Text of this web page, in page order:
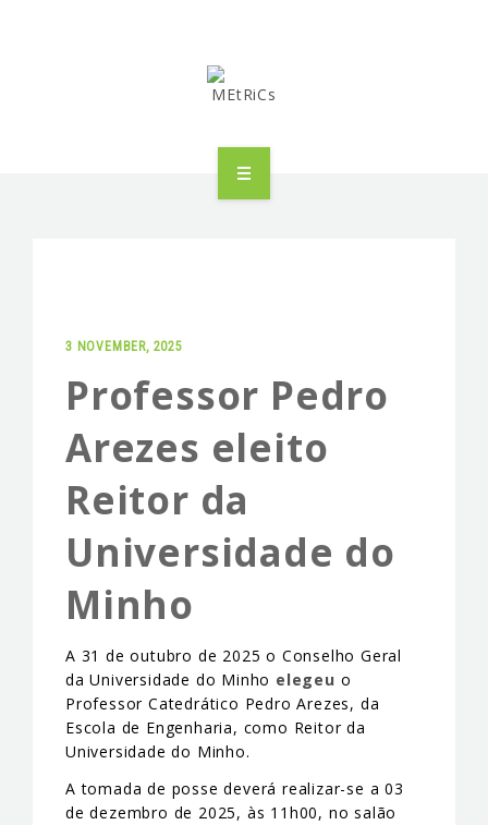
INDUSTRIAL PARTNERSHIP
ADVANCED TRAINING
EVENTS & NEWS
3 NOVEMBER, 2025
Professor Pedro
Arezes eleito
Reitor da
Universidade do
Minho
A 31 de outubro de 2025 o Conselho Geral
da Universidade do Minho elegeu o
Professor Catedrático Pedro Arezes, da
Escola de Engenharia, como Reitor da
Universidade do Minho.
A tomada de posse deverá realizar-se a 03
de dezembro de 2025, às 11h00, no salão